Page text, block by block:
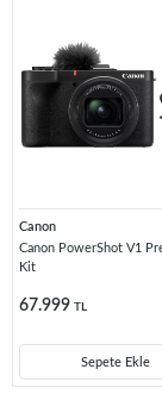
Canon
Canon PowerShot V1
Kit
67.999 TL
Sepete Ekle